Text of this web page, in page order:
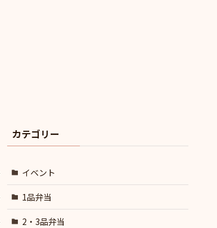
カテゴリー
イベント
1品弁当
2・3品弁当